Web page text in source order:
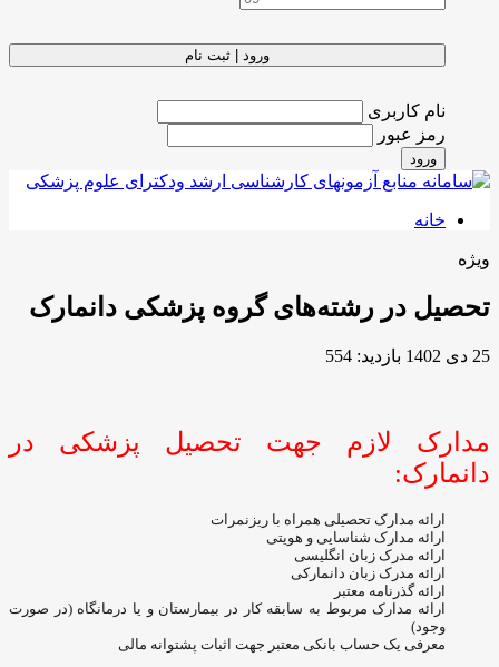
ورود | ثبت نام
نام کاربری
رمز عبور
ورود
خانه
ویژه
تحصیل در رشته‌های گروه پزشکی دانمارک
25 دی 1402 بازدید: 554
مدارک لازم جهت تحصیل پزشکی در
دانمارک:
ارائه مدارک تحصیلی همراه با ریزنمرات
ارائه مدارک شناسایی و هویتی
ارائه مدرک زبان انگلیسی
ارائه مدرک زبان دانمارکی
ارائه گذرنامه معتبر
ارائه مدارک مربوط به سابقه کار در بیمارستان و یا درمانگاه (در صورت
وجود)
معرفی یک حساب بانکی معتبر جهت اثبات پشتوانه مالی